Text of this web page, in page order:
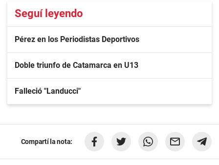
Seguí leyendo
Pérez en los Periodistas Deportivos
Doble triunfo de Catamarca en U13
Falleció "Landucci"
Compartí la nota: